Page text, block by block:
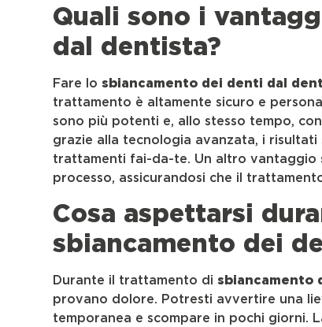
Quali sono i
dal dentista?
Fare losbiancamento dei denti dal
trattamento è altamente sicuro e
sono più potenti e, allo stesso tempo,
grazie alla tecnologia avanzata, i
trattamenti fai-da-te. Un altro vantaggio
processo, assicurandosi che il
Cosa aspettarsi
sbiancamento dei
Durante il trattamento disbiancamento
provano dolore. Potresti avvertire una
temporanea e scompare in pochi giorni.